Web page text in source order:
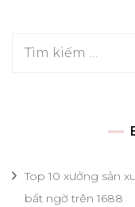
Tìm
Top 10 xưởng sản
bất ngờ trên 1688